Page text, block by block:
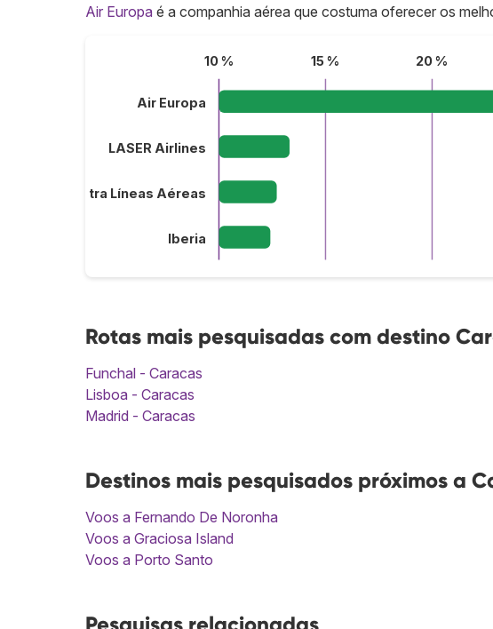
Air Europa é a companhia aérea que costuma oferecer os
10 % 15 % 20 %
Air Europa
LASER Airlines
Plus Ultra Líneas Aéreas
Iberia
Rotas mais pesquisadas com destino
Funchal - Caracas
Lisboa - Caracas
Madrid - Caracas
Destinos mais pesquisados próximos a
Voos a Fernando De Noronha
Voos a Graciosa Island
Voos a Porto Santo